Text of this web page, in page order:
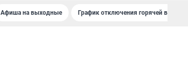
Афиша на выходные График отключения горячей воды в